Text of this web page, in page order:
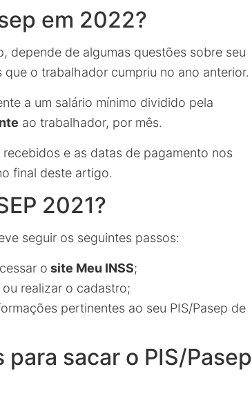
em 2022?
depende de algumas questões sobre seu
o trabalhador cumpriu no ano anterior.
a um salário mínimo dividido pela
ao trabalhador, por mês.
e as datas de pagamento nos
final deste artigo.
2021?
seguir os seguintes passos:
o site Meu INSS;
ou realizar o cadastro;
pertinentes ao seu PIS/Pasep de
sacar o PIS/Pasep